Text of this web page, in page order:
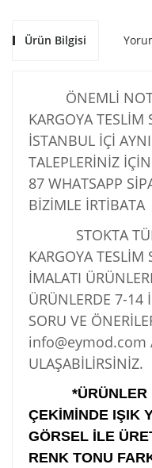
Ürün Bilgisi
ÖNEMLİ
KARGOYA TESLİM
İSTANBUL İÇİ
TALEPLERİNİZ
87 WHATSAPP
BİZİMLE İRTİBATA
STOKTA
KARGOYA TESLİM
İMALATI
ÜRÜNLERDE 7-14
SORU VE
info@eymod.com
ULAŞABİLİRSİNİZ.
*ÜRÜNLER
ÇEKİMİNDE IŞIK
GÖRSEL İLE
RENK TONU